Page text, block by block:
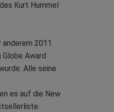
Kurt Hummel
2011
Award
Alle seine
es auf die New